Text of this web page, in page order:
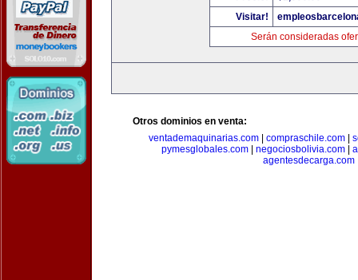
Visitar!
Serán consideradas
Otros dominios en venta:
ventademaquinarias.com| compraschile.com|
pymesglobales.com| negociosbolivia.com|
agentesdecarga.com